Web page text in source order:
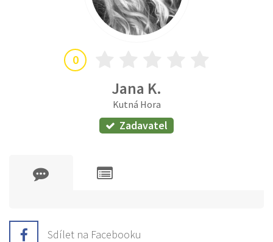
0
Jana K.
Kutná Hora
Zadavatel
Sdílet na Facebooku